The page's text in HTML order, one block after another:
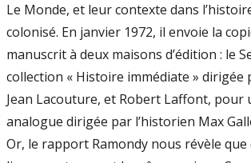
Le Monde, et leur contexte dans
colonisé. En janvier 1972, il envoie la
manuscrit à deux maisons d’édition : le
collection « Histoire immédiate » dirigée
Jean Lacouture, et Robert Laffont, pour
analogue dirigée par l’historien Max
Or, le rapport Ramondy nous révèle que